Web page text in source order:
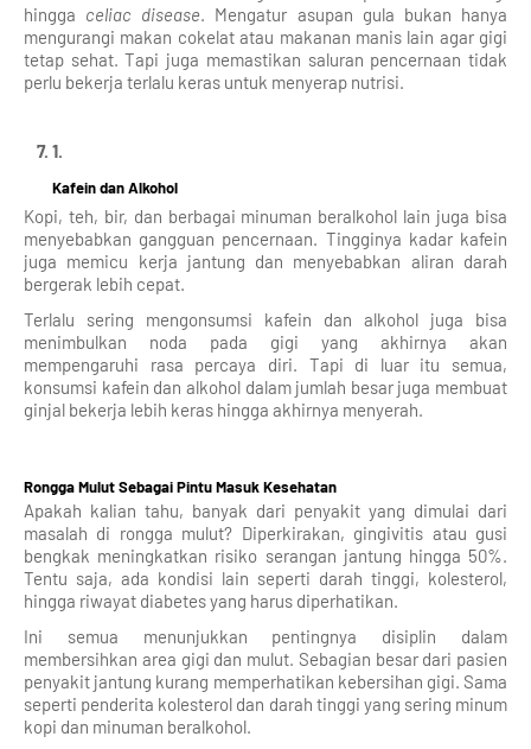
hingga celiac disease. Mengatur asupan gula bukan hanya
mengurangi makan cokelat atau makanan manis lain agar gigi
tetap sehat. Tapi juga memastikan saluran pencernaan tidak
perlu bekerja terlalu keras untuk menyerap nutrisi.
Kafein dan Alkohol
Kopi, teh, bir, dan berbagai minuman beralkohol lain juga bisa
menyebabkan gangguan pencernaan. Tingginya kadar kafein
juga memicu kerja jantung dan menyebabkan aliran darah
bergerak lebih cepat.
Terlalu sering mengonsumsi kafein dan alkohol juga bisa
menimbulkan noda pada gigi yang akhirnya akan
mempengaruhi rasa percaya diri. Tapi di luar itu semua,
konsumsi kafein dan alkohol dalam jumlah besar juga membuat
ginjal bekerja lebih keras hingga akhirnya menyerah.
Rongga Mulut Sebagai Pintu Masuk Kesehatan
Apakah kalian tahu, banyak dari penyakit yang dimulai dari
masalah di rongga mulut? Diperkirakan, gingivitis atau gusi
bengkak meningkatkan risiko serangan jantung hingga 50%.
Tentu saja, ada kondisi lain seperti darah tinggi, kolesterol,
hingga riwayat diabetes yang harus diperhatikan.
Ini semua menunjukkan pentingnya disiplin dalam
membersihkan area gigi dan mulut. Sebagian besar dari pasien
penyakit jantung kurang memperhatikan kebersihan gigi. Sama
seperti penderita kolesterol dan darah tinggi yang sering minum
kopi dan minuman beralkohol.